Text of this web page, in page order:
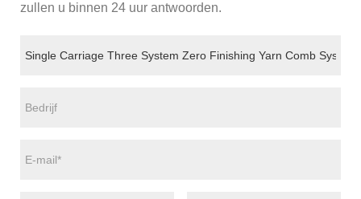
zullen u binnen 24 uur antwoorden.